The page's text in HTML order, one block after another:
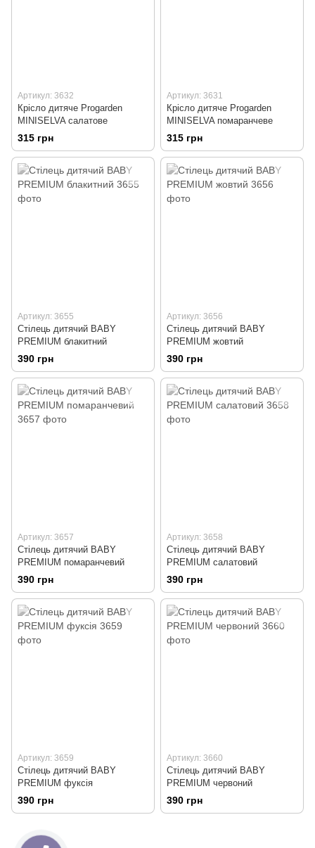
Артикул: 3632
Крісло дитяче Progarden
MINISELVA салатове
315 грн
Артикул: 3631
Крісло дитяче Progarden
MINISELVA помаранчеве
315 грн
Артикул: 3655
Стілець дитячий BABY
PREMIUM блакитний
390 грн
Артикул: 3656
Стілець дитячий BABY
PREMIUM жовтий
390 грн
Артикул: 3657
Стілець дитячий BABY
PREMIUM помаранчевий
390 грн
Артикул: 3658
Стілець дитячий BABY
PREMIUM салатовий
390 грн
Артикул: 3659
Стілець дитячий BABY
PREMIUM фуксія
390 грн
Артикул: 3660
Стілець дитячий BABY
PREMIUM червоний
390 грн